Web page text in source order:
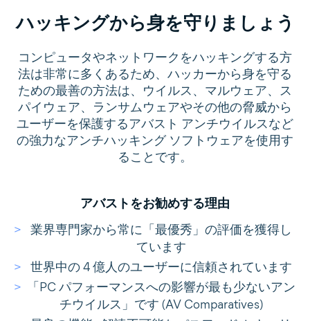
ハッキングから身を守りましょう
コンピュータやネットワークをハッキングする方
法は非常に多くあるため、ハッカーから身を守る
ための最善の方法は、ウイルス、マルウェア、ス
パイウェア、ランサムウェアやその他の脅威から
ユーザーを保護するアバスト アンチウイルスなど
の強力なアンチハッキング ソフトウェアを使用す
ることです。
アバストをお勧めする理由
業界専門家から常に「最優秀」の評価を獲得し
ています
世界中の 4 億人のユーザーに信頼されています
「PC パフォーマンスへの影響が最も少ないアン
チウイルス」です (AV Comparatives)